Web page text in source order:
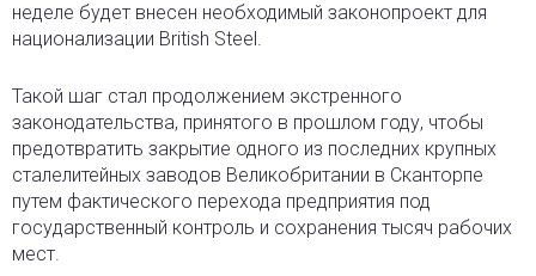
неделе будет внесен необходимый законопроект для
национализации British Steel.
Такой шаг стал продолжением экстренного
законодательства, принятого в прошлом году, чтобы
предотвратить закрытие одного из последних крупных
сталелитейных заводов Великобритании в Сканторпе
путем фактического перехода предприятия под
государственный контроль и сохранения тысяч рабочих
мест.